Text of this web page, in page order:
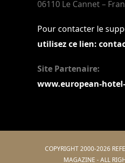
06110 Le Cannet –
Pour contacter le
utilisez ce lien:
Site Partenaire:
www.european-
COPYRIGHT 2000-2026
MAGAZINE - ALL